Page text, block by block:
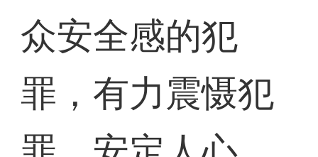
众安全感的犯
罪，有力震慑犯